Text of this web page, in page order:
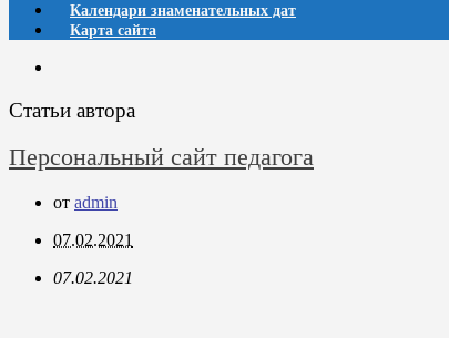
Календари знаменательных дат
Карта сайта
Статьи автора
Персональный сайт педагога
от admin
07.02.2021
07.02.2021